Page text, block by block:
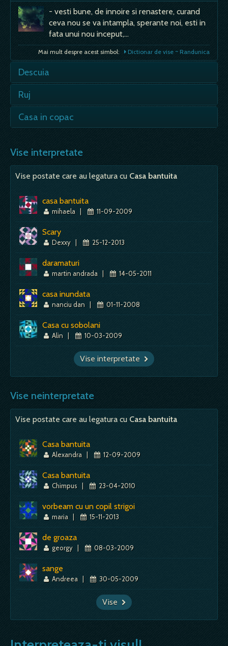
- vesti bune, de innoire si renastere, curand
ceva nou se va intampla, sperante noi, esti in
fata unui nou inceput,…
Mai mult despre acest simbol: Dictionar de vise ~ Randunica
Descuia
incerca sa ai secrete fata de cei care te
iubesc; - sufletul tau…
Ruj
- ca orice alt element de machiaj, descrie
imaginea ta in plan social; - tu sau alta se
Mai mult despre acest simbol:
Casa in copac
copac sugereaza ca incerci sa scapi de
problemele de zi de…
Mai mult despre acest simbol: Dictionar de vise ~ Casa in copac
Vise interpretate
Vise postate care au legatura cu Casa bantuita
casa bantuita
mihaela | 11-09-2009
Scary
Dexxy | 25-12-2013
daramaturi
martin andrada | 14-05-2011
casa inundata
nanciu dan | 01-11-2008
Casa cu sobolani
Alin | 10-03-2009
Vise interpretate
Vise neinterpretate
Vise postate care au legatura cu Casa bantuita
Casa bantuita
Alexandra | 12-09-2009
Casa bantuita
Chimpus | 23-04-2010
vorbeam cu un copil strigoi
maria | 15-11-2013
de groaza
georgy | 08-03-2009
sange
Andreea | 30-05-2009
Vise